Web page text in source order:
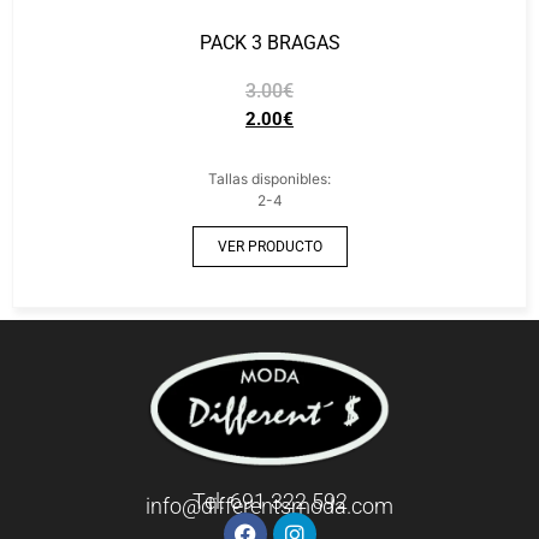
PACK 3 BRAGAS
3.00€
2.00€
Tallas disponibles:
2-4
VER PRODUCTO
Tel: 691 322 592
info@differentsmoda.com